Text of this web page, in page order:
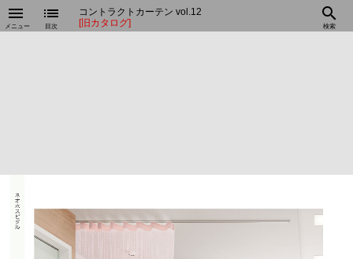
menu
メニュー
コントラクトカーテン vol.12
[旧カタログ]
list
目次
search
検索